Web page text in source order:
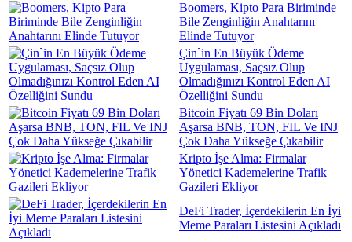
Boomers, Kipto Para Biriminde
Bile Zenginliğin Anahtarını
Elinde Tutuyor
Çin`in En Büyük Ödeme
Uygulaması, Saçsız Olup
Olmadığınızı Kontrol Eden AI
Özelliğini Sundu
Bitcoin Fiyatı 69 Bin Doları
Aşarsa BNB, TON, FIL Ve INJ
Çok Daha Yükseğe Çıkabilir
Kripto İşe Alma: Firmalar
Yönetici Kademelerine Trafik
Gazileri Ekliyor
DeFi Trader, İçerdekilerin En İyi
Meme Paraları Listesini Açıkladı